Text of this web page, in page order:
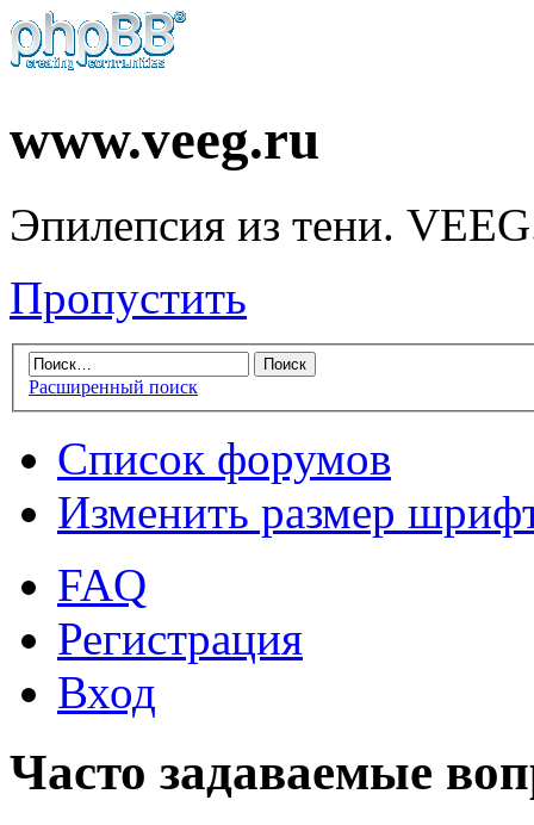
www.veeg.ru
Эпилепсия из тени.
Пропустить
Расширенный поиск
Список форумов
Изменить размер
FAQ
Регистрация
Вход
Часто задаваемые